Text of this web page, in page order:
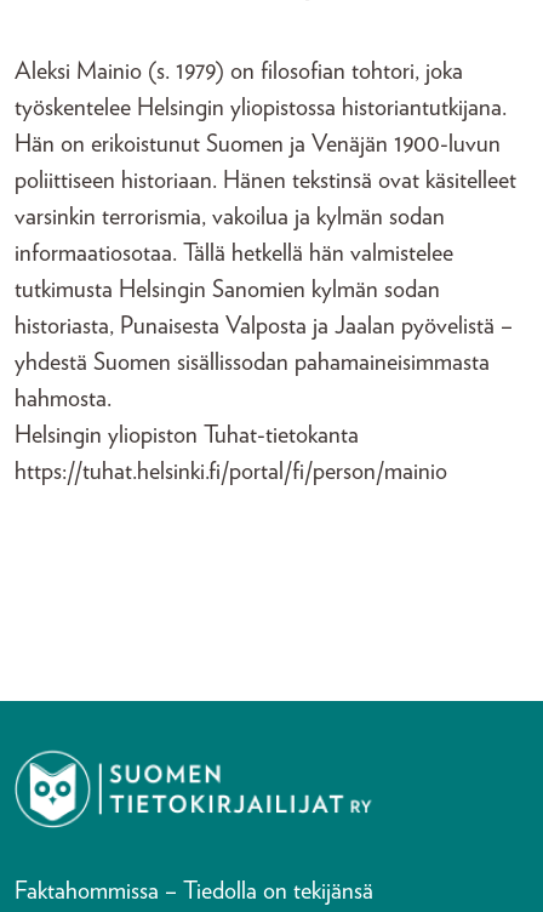
Aleksi Mainio (s. 1979) on filosofian tohtori, joka
työskentelee Helsingin yliopistossa historiantutkijana.
Hän on erikoistunut Suomen ja Venäjän 1900-luvun
poliittiseen historiaan. Hänen tekstinsä ovat käsitelleet
varsinkin terrorismia, vakoilua ja kylmän sodan
informaatiosotaa. Tällä hetkellä hän valmistelee
tutkimusta Helsingin Sanomien kylmän sodan
historiasta, Punaisesta Valposta ja Jaalan pyövelistä –
yhdestä Suomen sisällissodan pahamaineisimmasta
hahmosta.
Helsingin yliopiston Tuhat-tietokanta
https://tuhat.helsinki.fi/portal/fi/person/mainio
Faktahommissa – Tiedolla on tekijänsä